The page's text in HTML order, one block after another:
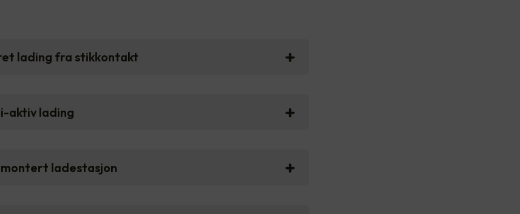
lading fra stikkontakt
aktiv lading
ladestasjon